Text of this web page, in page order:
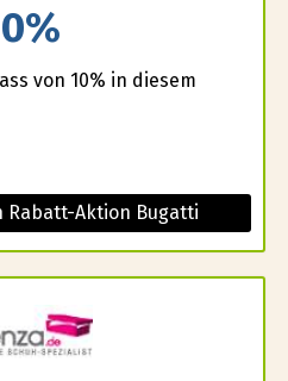
von 10% in diesem
Rabatt-Aktion Bugatti